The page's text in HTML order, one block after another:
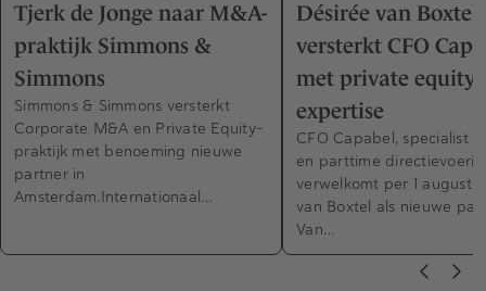
Tjerk de Jonge naar M&A-
praktijk Simmons &
Simmons
Simmons & Simmons versterkt
Corporate M&A en Private Equity-
praktijk met benoeming nieuwe
partner in
Amsterdam.Internationaal…
Désirée van Boxtel
versterkt CFO
met private equity-
expertise
CFO Capabel, specialist
en parttime
verwelkomt per 1
van Boxtel als nieuwe
Van…